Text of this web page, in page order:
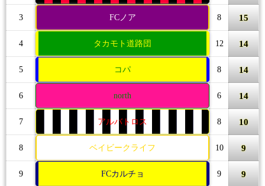
3 FCノア 8 15
4 タカモト道路団 12 14
5 コパ 8 14
6 north 6 14
7 アルバトロス 8 10
8 ベイビークライフ 10 9
9 FCカルチョ 9 9